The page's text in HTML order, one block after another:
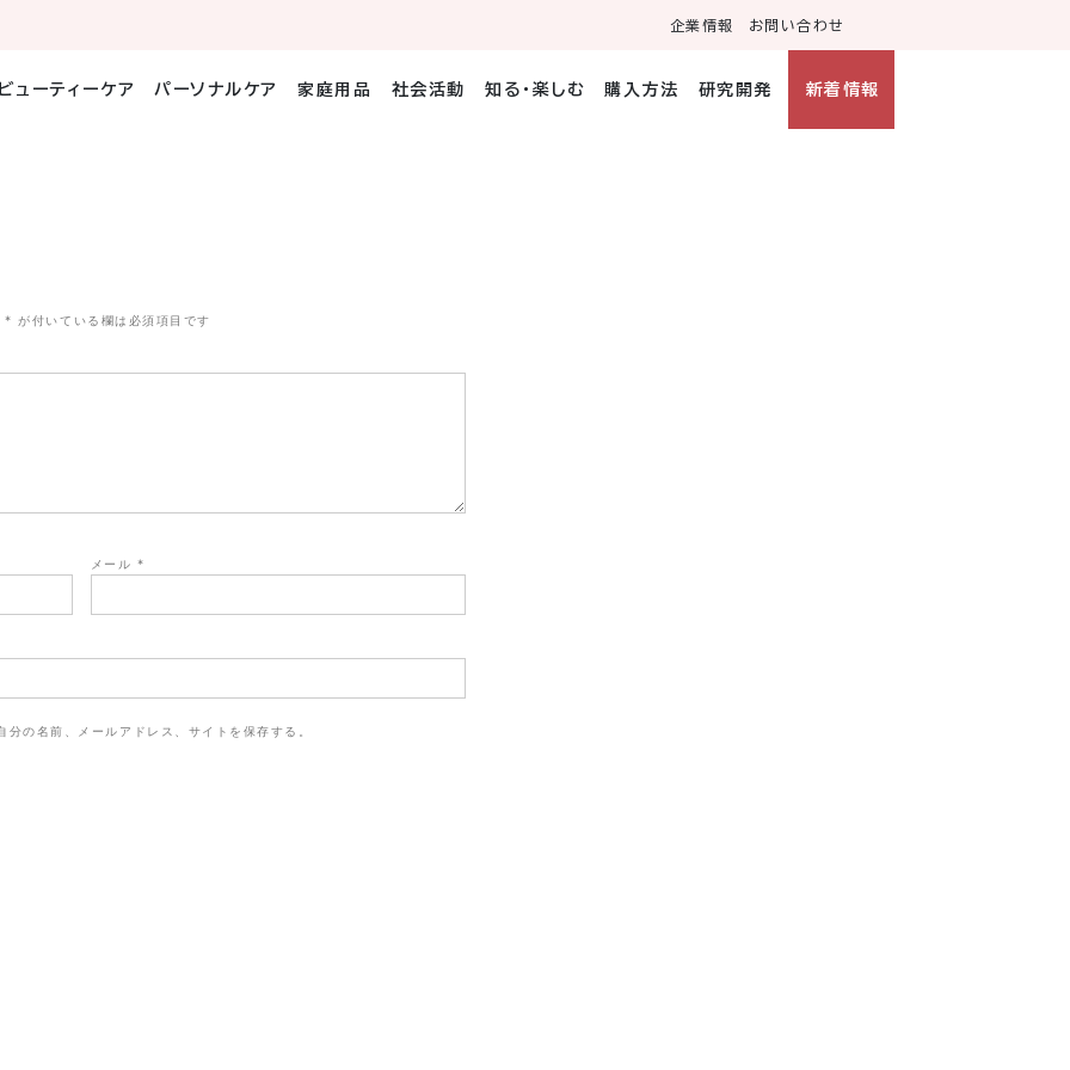
企業情報 お問い合わせ
ューティーケア パーソナルケア 家庭用品 社会活動 知る・楽しむ 購入方法 研究開発 新着情報
* が付いている欄は必須項目です
メール*
の名前、メールアドレス、サイトを保存する。